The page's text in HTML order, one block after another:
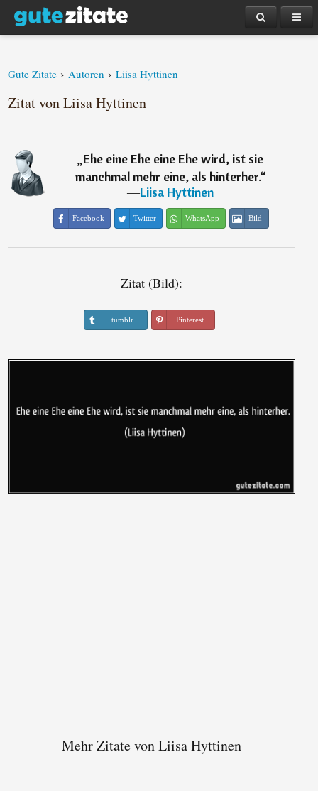
Gute Zitate › Autoren › Liisa Hyttinen
Zitat von Liisa Hyttinen
„Ehe eine Ehe eine Ehe wird, ist sie
manchmal mehr eine, als hinterher.“
―Liisa Hyttinen
Facebook Twitter WhatsApp Bild
Zitat (Bild):
tumblr Pinterest
Mehr Zitate von Liisa Hyttinen